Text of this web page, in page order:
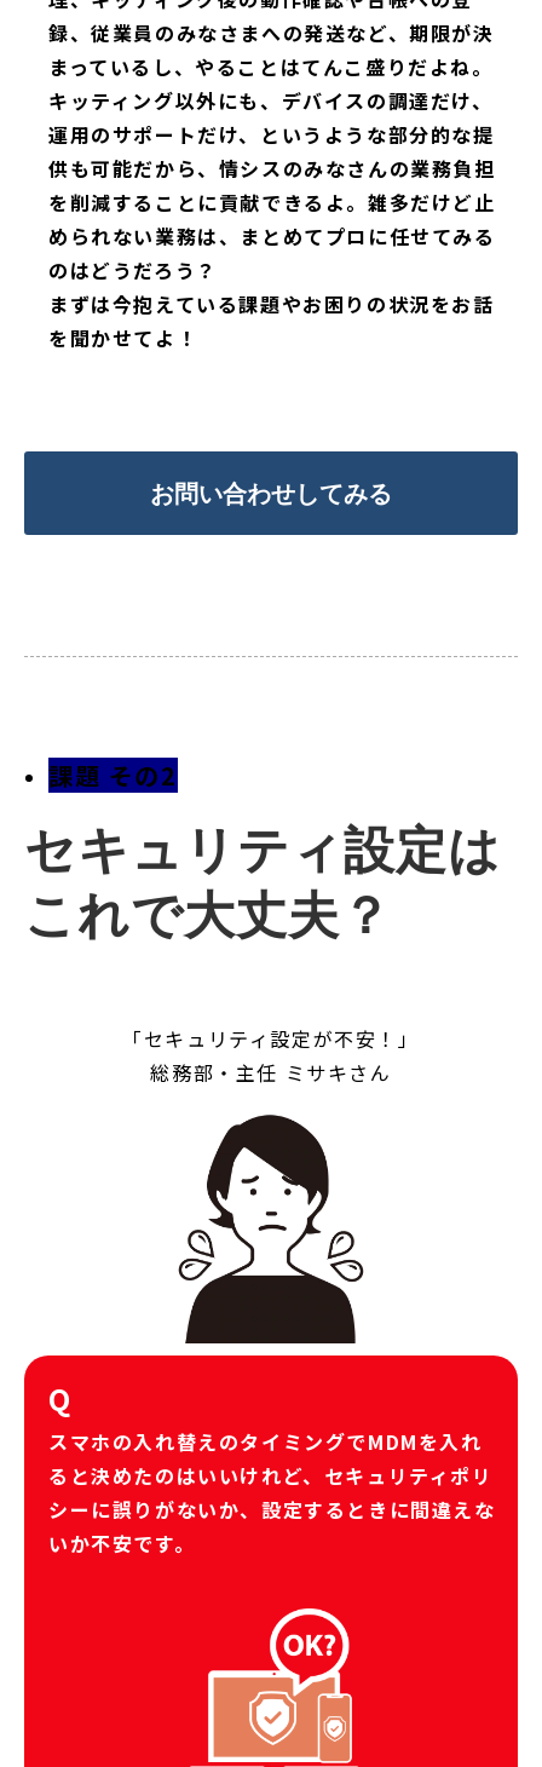
録、従業員のみなさまへの発送など、期限が決
まっているし、やることはてんこ盛りだよね。
キッティング以外にも、デバイスの調達だけ、
運用のサポートだけ、というような部分的な提
供も可能だから、情シスのみなさんの業務負担
を削減することに貢献できるよ。雑多だけど止
められない業務は、まとめてプロに任せてみる
のはどうだろう？
まずは今抱えている課題やお困りの状況をお話
を聞かせてよ！
お問い合わせしてみる
課題 その2
セキュリティ設定は
これで大丈夫？
「セキュリティ設定が不安！」
総務部・主任 ミサキさん
Q
スマホの入れ替えのタイミングでMDMを入れ
ると決めたのはいいけれど、セキュリティポリ
シーに誤りがないか、設定するときに間違えな
いか不安です。